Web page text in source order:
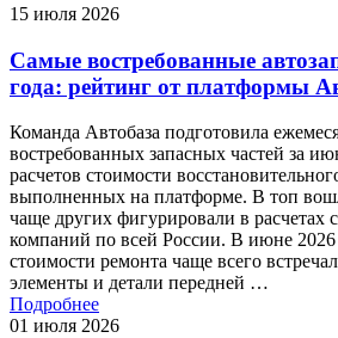
15 июля 2026
Самые востребованные
года: рейтинг от платформы
Команда Автобаза подготовила
востребованных запасных частей за
расчетов стоимости
выполненных на платформе. В топ
чаще других фигурировали в расчетах
компаний по всей России. В июне 2026
стоимости ремонта чаще всего
элементы и детали передней …
Подробнее
01 июля 2026